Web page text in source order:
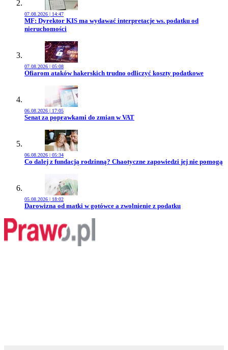
07.08.2026 | 14:47
Przejdź do artykułu:
MF: Dyrektor KIS ma wydawać interpretacje ws. podatku od
nieruchomości
07.08.2026 | 05:08
Przejdź do artykułu:
Ofiarom ataków hakerskich trudno odliczyć koszty podatkowe
06.08.2026 | 17:05
Przejdź do artykułu:
Senat za poprawkami do zmian w VAT
06.08.2026 | 05:34
Przejdź do artykułu:
Co dalej z fundacją rodzinną? Chaotyczne zapowiedzi jej nie pomogą
05.08.2026 | 18:02
Przejdź do artykułu:
Darowizna od matki w gotówce a zwolnienie z podatku